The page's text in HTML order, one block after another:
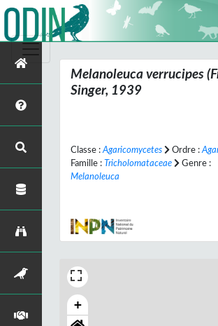
Melanoleuca verrucipes
Singer, 1939
Classe : Agaricomycetes Ordre :
Famille : Tricholomataceae
Genre :
Melanoleuca
+